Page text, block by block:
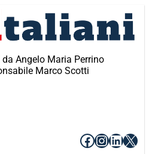
Angelo Maria Perrino
Marco Scotti
Facebook
X